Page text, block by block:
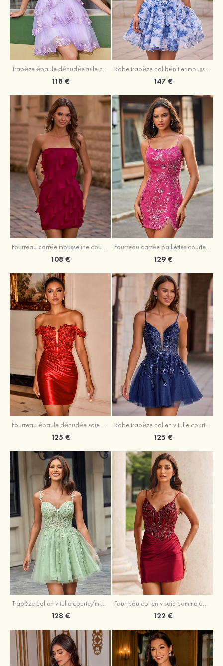
Trapèze épaule dénudée tulle courte/mini robe de fête de la rentrée avec paillettes
118 €
Robe trapèze col bénitier mousseline courte/mini robe de fête de la rentrée avec appliqué
147 €
Fourreau carrée mousseline courte/mini robe de fête de la rentré avec volants
108 €
Fourreau carrée paillettes courte/mini robe de fête de la rentrée
129 €
Fourreau épaule dénudée soie comme du satin courte/mini robe de fête de la rentrée
125 €
Robe trapèze col en v tulle courte/mini robe de fête de la rentrée avec poches paillettes
125 €
128 € 122 €